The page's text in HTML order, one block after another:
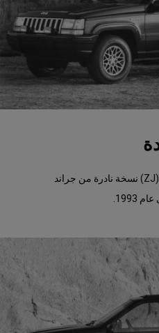
جراند واجونير (ZJ) نسخة نادرة من جراند